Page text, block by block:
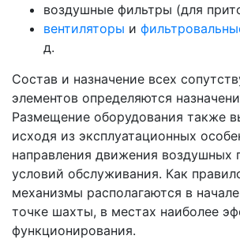
воздушные фильтры (для
вентиляторы и
д.
Состав и назначение всех
элементов определяются
Размещение оборудования также
исходя из эксплуатационных
направления движения воздушных
условий обслуживания. Как
механизмы располагаются в
точке шахты, в местах наиболее
функционирования.